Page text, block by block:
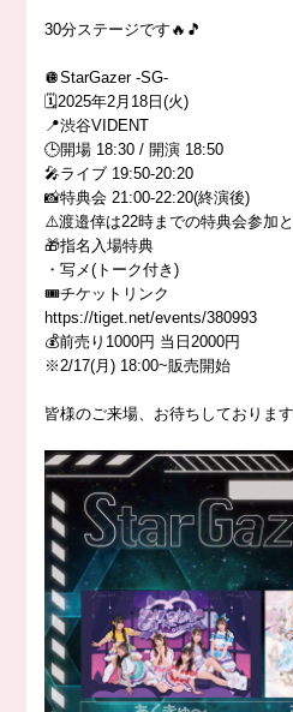
30分ステージです🔥🎵
🪩StarGazer -SG-
🗓️2025年2月18日(火)
📍渋谷VIDENT
🕒開場 18:30 / 開演 18:50
🎤ライブ 19:50-20:20
📸特典会 21:00-22:20(終演後)
⚠️渡邉倖は22時までの特典会参加
🎁指名入場特典
・写メ(トーク付き)
🎟️チケットリンク
https://tiget.net/events/380993
💰前売り1000円 当日2000円
※2/17(月) 18:00~販売開始
皆様のご来場、お待ちしておりま